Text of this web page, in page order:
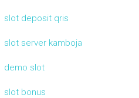
slot deposit qris
slot server kamboja
demo slot
slot bonus